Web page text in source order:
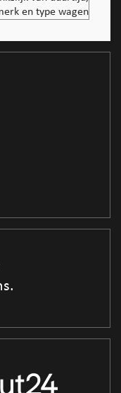
en type wagen